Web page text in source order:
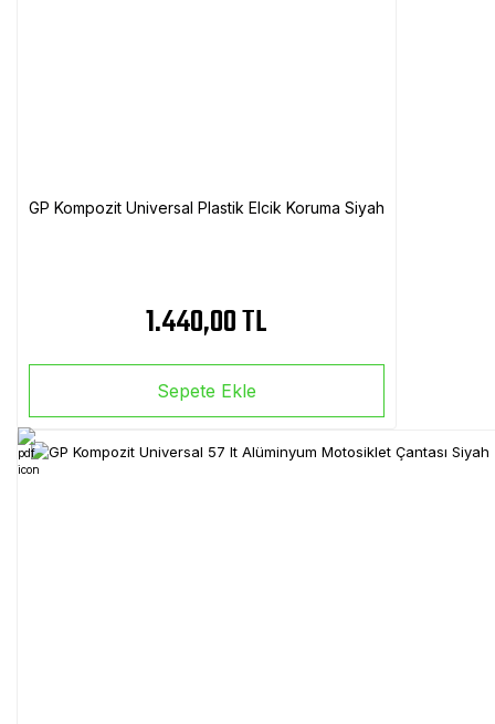
GP Kompozit Universal Plastik Elcik Koruma Siyah
1.440,00 TL
Sepete Ekle